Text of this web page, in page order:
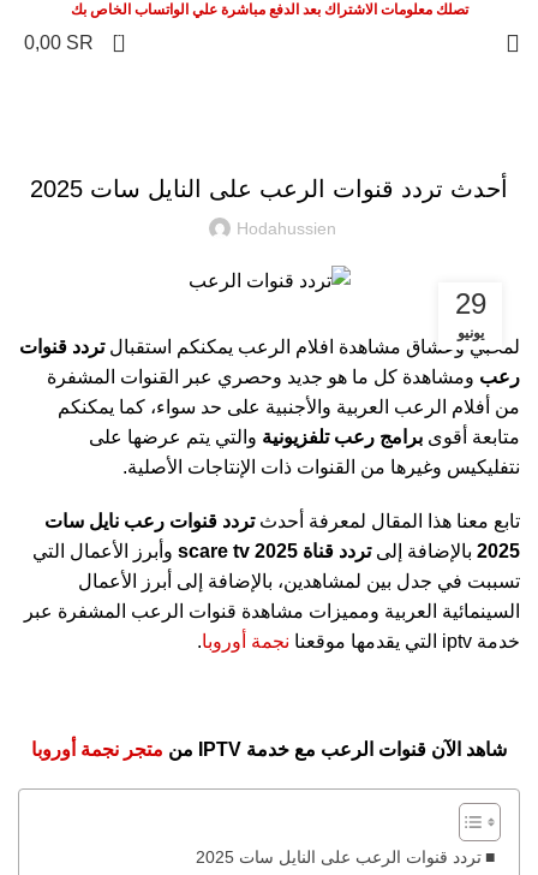
تصلك معلومات الاشتراك بعد الدفع مباشرة علي الواتساب الخاص بك
0
0,00 SR
أحدث تردد قنوات الرعب على النايل سات 2025
Hodahussien
29
يونيو
لمحبي وعشاق مشاهدة افلام الرعب يمكنكم استقبالتردد قنوات
رعب ومشاهدة كل ما هو جديد وحصري عبر القنوات المشفرة
من أفلام الرعب العربية والأجنبية على حد سواء، كما يمكنكم
متابعة أقوى برامج رعب تلفزيونية والتي يتم عرضها على
نتفليكيس وغيرها من القنوات ذات الإنتاجات الأصلية.
تابع معنا هذا المقال لمعرفة أحدثتردد قنوات رعب نايل سات
2025 بالإضافة إلىتردد قناة scare tv 2025
وأبرز الأعمال التي
تسببت في جدل بين لمشاهدين، بالإضافة إلى أبرز الأعمال
السينمائية العربية ومميزات مشاهدة قنوات الرعب المشفرة عبر
خدمة iptv التي يقدمها موقعنا
نجمة أوروبا.
شاهد الآن قنوات الرعب مع خدمة IPTV من متجر نجمة أوروبا
تردد قنوات الرعب على النايل سات 2025